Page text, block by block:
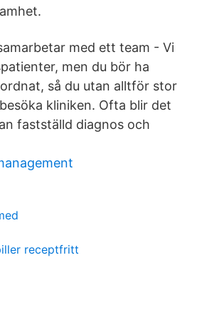
med ett team - Vi
men du bör ha
så du utan alltför stor
kliniken. Ofta blir det
fastställd diagnos och
receptfritt